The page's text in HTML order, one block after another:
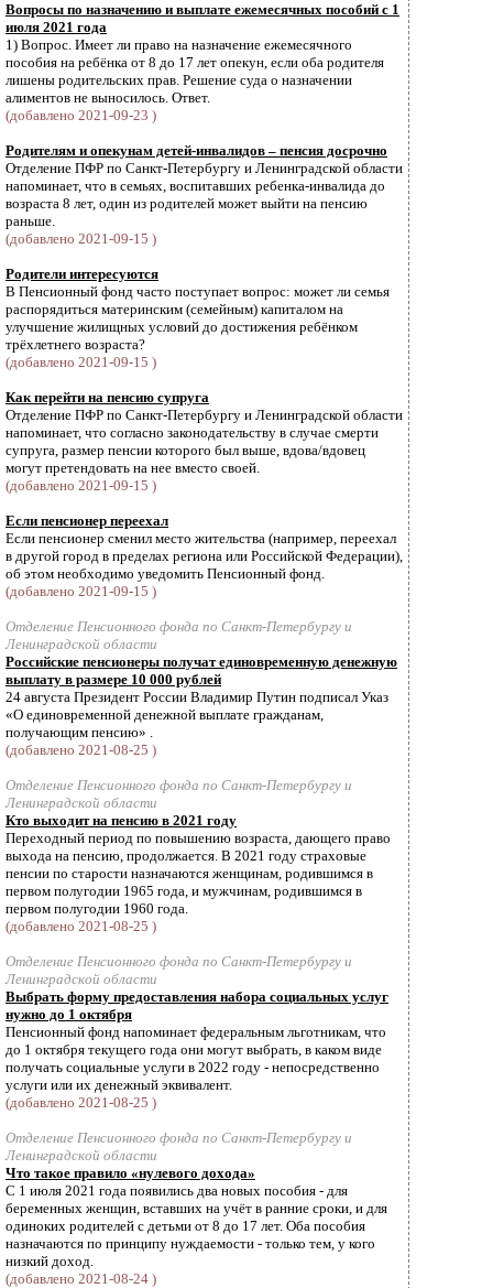
Вопросы по назначению и выплате ежемесячных пособий с 1
июля 2021 года
1) Вопрос. Имеет ли право на назначение ежемесячного
пособия на ребёнка от 8 до 17 лет опекун, если оба родителя
лишены родительских прав. Решение суда о назначении
алиментов не выносилось. Ответ.
(добавлено 2021-09-23 )
Родителям и опекунам детей-инвалидов – пенсия досрочно
Отделение ПФР по Санкт-Петербургу и Ленинградской области
напоминает, что в семьях, воспитавших ребенка-инвалида до
возраста 8 лет, один из родителей может выйти на пенсию
раньше.
(добавлено 2021-09-15 )
Родители интересуются
В Пенсионный фонд часто поступает вопрос: может ли семья
распорядиться материнским (семейным) капиталом на
улучшение жилищных условий до достижения ребёнком
трёхлетнего возраста?
(добавлено 2021-09-15 )
Как перейти на пенсию супруга
Отделение ПФР по Санкт-Петербургу и Ленинградской области
напоминает, что согласно законодательству в случае смерти
супруга, размер пенсии которого был выше, вдова/вдовец
могут претендовать на нее вместо своей.
(добавлено 2021-09-15 )
Если пенсионер переехал
Если пенсионер сменил место жительства (например, переехал
в другой город в пределах региона или Российской Федерации),
об этом необходимо уведомить Пенсионный фонд.
(добавлено 2021-09-15 )
Отделение Пенсионного фонда по Санкт-Петербургу и
Ленинградской области
Российские пенсионеры получат единовременную денежную
выплату в размере 10 000 рублей
24 августа Президент России Владимир Путин подписал Указ
«О единовременной денежной выплате гражданам,
получающим пенсию» .
(добавлено 2021-08-25 )
Отделение Пенсионного фонда по Санкт-Петербургу и
Ленинградской области
Кто выходит на пенсию в 2021 году
Переходный период по повышению возраста, дающего право
выхода на пенсию, продолжается. В 2021 году страховые
пенсии по старости назначаются женщинам, родившимся в
первом полугодии 1965 года, и мужчинам, родившимся в
первом полугодии 1960 года.
(добавлено 2021-08-25 )
Отделение Пенсионного фонда по Санкт-Петербургу и
Ленинградской области
Выбрать форму предоставления набора социальных услуг
нужно до 1 октября
Пенсионный фонд напоминает федеральным льготникам, что
до 1 октября текущего года они могут выбрать, в каком виде
получать социальные услуги в 2022 году - непосредственно
услуги или их денежный эквивалент.
(добавлено 2021-08-25 )
Отделение Пенсионного фонда по Санкт-Петербургу и
Ленинградской области
Что такое правило «нулевого дохода»
С 1 июля 2021 года появились два новых пособия - для
беременных женщин, вставших на учёт в ранние сроки, и для
одиноких родителей с детьми от 8 до 17 лет. Оба пособия
назначаются по принципу нуждаемости - только тем, у кого
низкий доход.
(добавлено 2021-08-24 )